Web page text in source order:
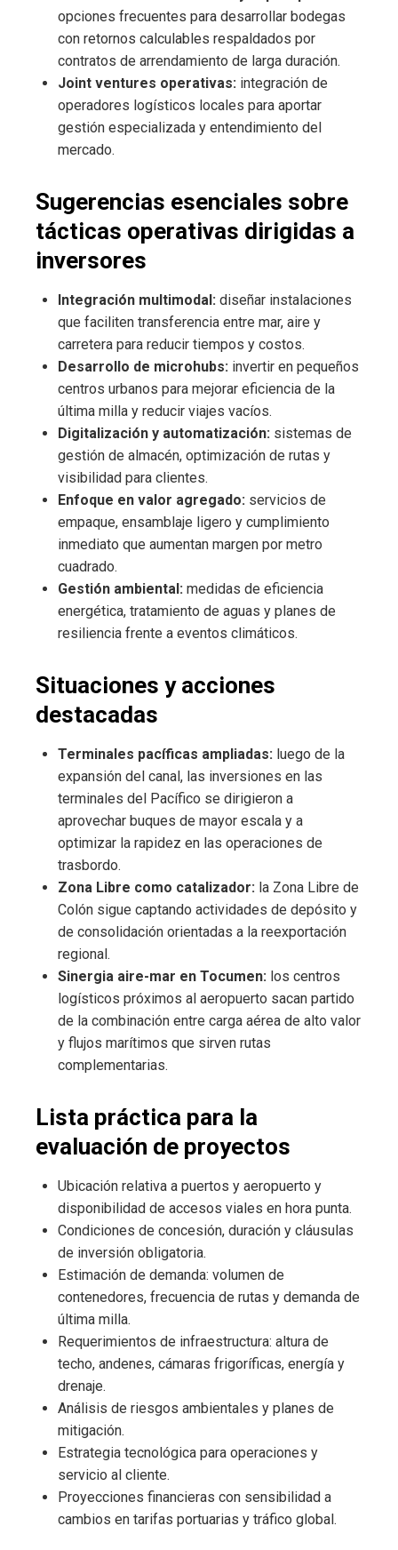
opciones frecuentes para desarrollar bodegas
con retornos calculables respaldados por
contratos de arrendamiento de larga duración.
Joint ventures operativas: integración de
operadores logísticos locales para aportar
gestión especializada y entendimiento del
mercado.
Sugerencias esenciales sobre
tácticas operativas dirigidas a
inversores
Integración multimodal: diseñar instalaciones
que faciliten transferencia entre mar, aire y
carretera para reducir tiempos y costos.
Desarrollo de microhubs: invertir en pequeños
centros urbanos para mejorar eficiencia de la
última milla y reducir viajes vacíos.
Digitalización y automatización: sistemas de
gestión de almacén, optimización de rutas y
visibilidad para clientes.
Enfoque en valor agregado: servicios de
empaque, ensamblaje ligero y cumplimiento
inmediato que aumentan margen por metro
cuadrado.
Gestión ambiental: medidas de eficiencia
energética, tratamiento de aguas y planes de
resiliencia frente a eventos climáticos.
Situaciones y acciones
destacadas
Terminales pacíficas ampliadas: luego de la
expansión del canal, las inversiones en las
terminales del Pacífico se dirigieron a
aprovechar buques de mayor escala y a
optimizar la rapidez en las operaciones de
trasbordo.
Zona Libre como catalizador: la Zona Libre de
Colón sigue captando actividades de depósito y
de consolidación orientadas a la reexportación
regional.
Sinergia aire-mar en Tocumen: los centros
logísticos próximos al aeropuerto sacan partido
de la combinación entre carga aérea de alto valor
y flujos marítimos que sirven rutas
complementarias.
Lista práctica para la
evaluación de proyectos
Ubicación relativa a puertos y aeropuerto y
disponibilidad de accesos viales en hora punta.
Condiciones de concesión, duración y cláusulas
de inversión obligatoria.
Estimación de demanda: volumen de
contenedores, frecuencia de rutas y demanda de
última milla.
Requerimientos de infraestructura: altura de
techo, andenes, cámaras frigoríficas, energía y
drenaje.
Análisis de riesgos ambientales y planes de
mitigación.
Estrategia tecnológica para operaciones y
servicio al cliente.
Proyecciones financieras con sensibilidad a
cambios en tarifas portuarias y tráfico global.